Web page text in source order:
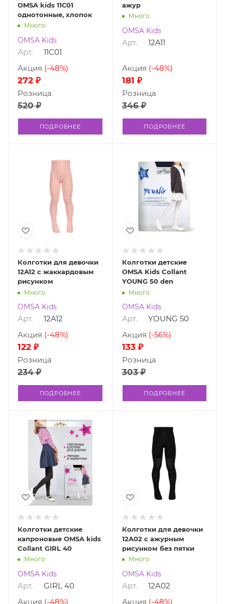
OMSA kids 11С01
однотонные, хлопок
Много
OMSA Kids
Арт. 11С01
272 ₽
Акция (-48%)
520 ₽
Розница
ПОДРОБНЕЕ
ажур
Много
OMSA Kids
Арт. 12A11
181 ₽
Акция (-48%)
346 ₽
Розница
ПОДРОБНЕЕ
Колготки для девочки
12A12 с жаккардовым
рисунком
Много
OMSA Kids
Арт. 12A12
122 ₽
Акция (-48%)
234 ₽
Розница
ПОДРОБНЕЕ
Колготки детские
OMSA Kids Collant
YOUNG 50 den
Много
OMSA Kids
Арт. YOUNG 50
133 ₽
Акция (-56%)
303 ₽
Розница
ПОДРОБНЕЕ
Колготки детские
капроновые OMSA kids
Collant GIRL 40
Много
OMSA Kids
Арт.
GIRL 40
Акция (-48%)
Колготки для девочки
12A02 с ажурным
рисунком без пятки
Много
OMSA Kids
Арт.
12A02
Акция (-48%)